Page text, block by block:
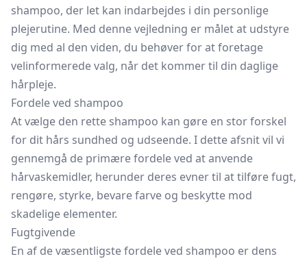
shampoo, der let kan indarbejdes i din personlige
plejerutine. Med denne vejledning er målet at udstyre
dig med al den viden, du behøver for at foretage
velinformerede valg, når det kommer til din daglige
hårpleje.
Fordele ved shampoo
At vælge den rette shampoo kan gøre en stor forskel
for dit hårs sundhed og udseende. I dette afsnit vil vi
gennemgå de primære fordele ved at anvende
hårvaskemidler, herunder deres evner til at tilføre fugt,
rengøre, styrke, bevare farve og beskytte mod
skadelige elementer.
Fugtgivende
En af de væsentligste fordele ved shampoo er dens